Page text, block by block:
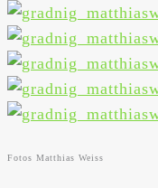
Fotos Matthias Weiss